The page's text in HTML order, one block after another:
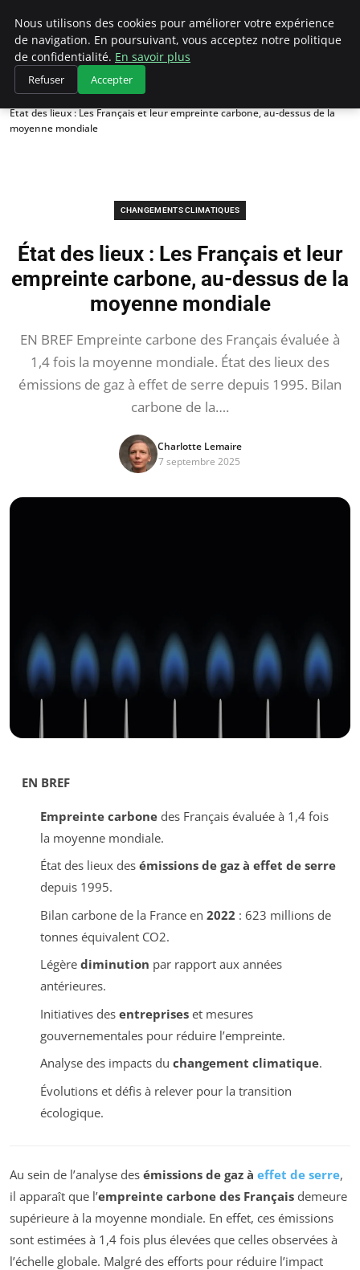
Climategatecountryclub.com
Accueil
Changements climatiques
État des lieux : Les Français et leur empreinte carbone, au-dessus de la
moyenne mondiale
CHANGEMENTS CLIMATIQUES
État des lieux : Les Français et leur
empreinte carbone, au-dessus de la
moyenne mondiale
EN BREF Empreinte carbone des Français évaluée à
1,4 fois la moyenne mondiale. État des lieux des
émissions de gaz à effet de serre depuis 1995. Bilan
carbone de la….
Charlotte Lemaire
7 septembre 2025
EN BREF
Empreinte carbonedes Français évaluée à 1,4 fois
la moyenne mondiale.
État des lieux des émissions de gaz à effet de serre
depuis 1995.
Bilan carbone de la France en 2022 : 623 millions de
tonnes équivalent CO2.
Légère diminution par rapport aux années
antérieures.
Initiatives des entrepriseset mesures
gouvernementales pour réduire l’empreinte.
Analyse des impacts du changement climatique.
Évolutions et défis à relever pour la transition
écologique.
Au sein de l’analyse des émissions de gaz à effet de serre,
il apparaît que l’empreinte carbone des Français demeure
supérieure à la moyenne mondiale. En effet, ces émissions
sont estimées à 1,4 fois plus élevées que celles observées à
l’échelle globale. Malgré des efforts pour réduire l’impact
Nous utilisons des cookies pour améliorer votre expérience
de navigation. En poursuivant, vous acceptez notre politique
de confidentialité. En savoir plus
Refuser Accepter